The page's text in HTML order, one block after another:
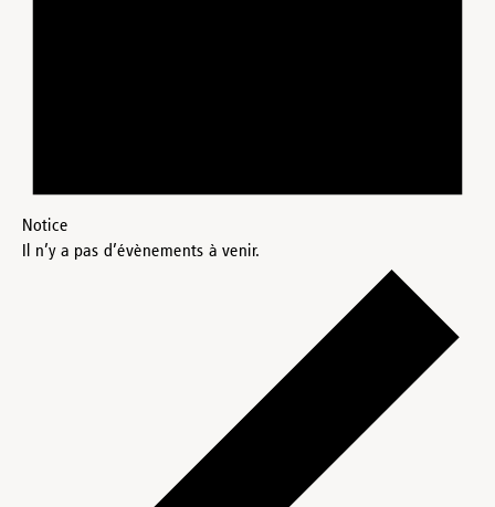
Notice
Il n’y a pas d’évènements à venir.